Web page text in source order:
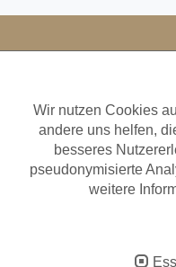
Veranstaltungstechnik
Wir nutzen Cookies
andere uns helfen,
besseres
pseudonymisierte
weitere